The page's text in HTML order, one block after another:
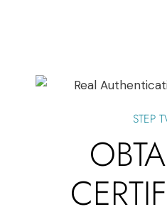
STEP